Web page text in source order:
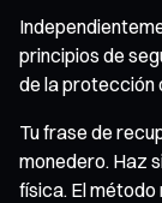
principios de
de la protección
Tu frase de
monedero. Haz
física. El método